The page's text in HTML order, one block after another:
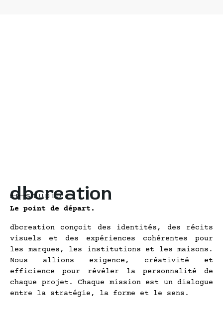
dbcreation
LE STUDIO
Le point de départ.
dbcreation conçoit des identités, des récits
visuels et des expériences cohérentes pour
les marques, les institutions et les maisons.
Nous allions exigence, créativité et
efficience pour révéler la personnalité de
chaque projet. Chaque mission est un dialogue
entre la stratégie, la forme et le sens.